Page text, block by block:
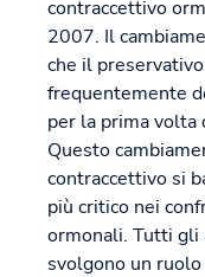
contraccettivo
2007. Il
che il
frequentemente
per la prima
Questo
contraccettivo si
più critico nei
ormonali. Tutti
svolgono un